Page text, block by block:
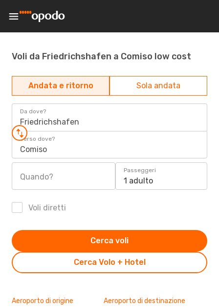
Voli da Friedrichshafen a Comiso low cost
Andata e ritorno Sola andata
Da dove?
Friedrichshafen
Verso dove?
Comiso
Quando?
Passeggeri
1 adulto
Voli diretti
Cerca Volo + Hotel
Cerca voli
Aeroporto di origine Aeroporto di destinazione